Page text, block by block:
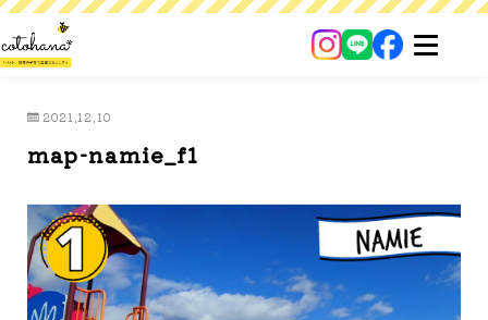
2021.12.10
map-namie_f1